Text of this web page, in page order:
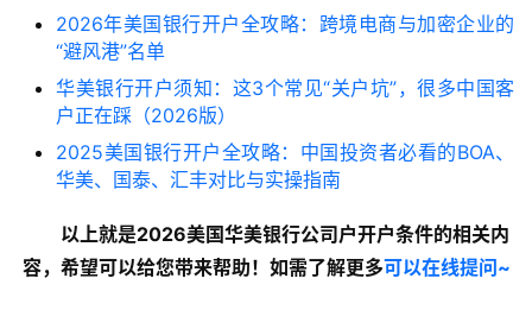
2026年美国银行开户全攻略：跨境电商与加密企业的
“避风港”名单
华美银行开户须知：这3个常见“关户坑”，很多中国客
户正在踩（2026版）
2025美国银行开户全攻略：中国投资者必看的BOA、
华美、国泰、汇丰对比与实操指南
以上就是2026美国华美银行公司户开户条件的相关内
容，希望可以给您带来帮助！如需了解更多可以在线提问~